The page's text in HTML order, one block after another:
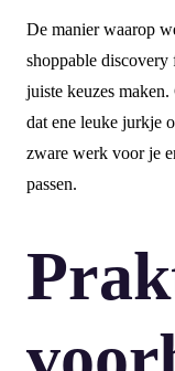
De manier waarop
shoppable
juiste keuzes
dat ene leuke jurkje
zware werk voor je
passen.